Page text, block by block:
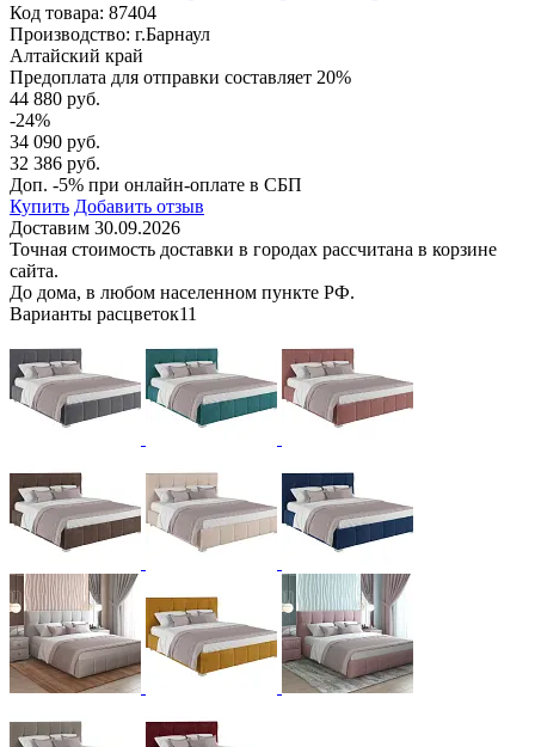
Код товара: 87404
Производство: г.Барнаул
Алтайский край
Предоплата для отправки составляет 20%
44 880 руб.
-24%
34 090 руб.
32 386 руб.
Доп. -5% при онлайн-оплате в СБП
Купить Добавить отзыв
Доставим 30.09.2026
Точная стоимость доставки в городах рассчитана в корзине
сайта.
До дома, в любом населенном пункте РФ.
Варианты расцветок11